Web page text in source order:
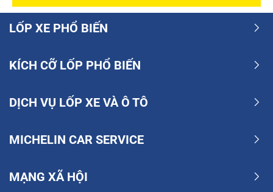
LỐP XE PHỔ BIẾN
KÍCH CỠ LỐP PHỔ BIẾN
DỊCH VỤ LỐP XE VÀ Ô TÔ
MICHELIN CAR SERVICE
MẠNG XÃ HỘI